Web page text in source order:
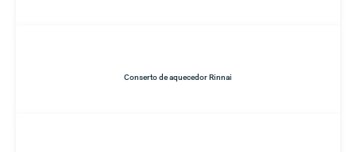
Conserto de aquecedor Rinnai